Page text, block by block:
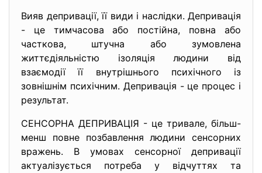
Вияв депривації, її види і наслідки. Депривація
- це тимчасова або постійна, повна або
часткова, штучна або зумовлена
життєдіяльністю ізоляція людини від
взаємодії її внутрішнього психічного із
зовнішнім психічним. Депривація - це процес і
результат.
СЕНСОРНА ДЕПРИВАЦІЯ - це тривале, більш-
менш повне позбавлення людини сенсорних
вражень. В умовах сенсорної депривації
актуалізується потреба у відчуттях та